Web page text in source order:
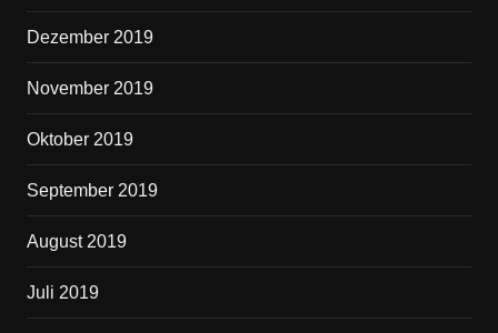
Dezember 2019
November 2019
Oktober 2019
September 2019
August 2019
Juli 2019